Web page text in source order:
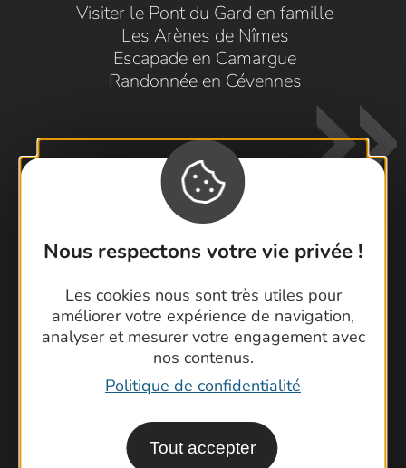
Nous respectons votre vie privée !
Les cookies nous sont très utiles pour
améliorer votre expérience de navigation,
analyser et mesurer votre engagement avec
nos contenus.
Politique de confidentialité
Tout accepter
Visiter le Pont du Gard en famille
Les Arènes de Nîmes
Escapade en Camargue
Randonnée en Cévennes
Foire aux questions
Brochures
Cartoguides et Topoguides
Latitude Gard